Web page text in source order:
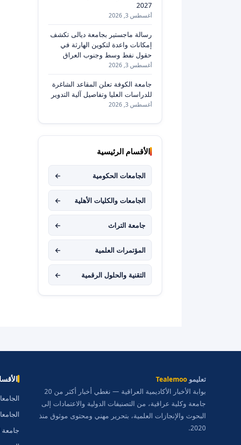
2027
أغسطس 3, 2026
رسالة ماجستير بجامعة ديالى تكشف
إمكانات واعدة لتكوين الهارثة في
حقول نفط وسط وجنوب العراق
أغسطس 3, 2026
جامعة الكوفة تعلن المقاعد الشاغرة
للدراسات العليا وتفاصيل آلية التدوير
أغسطس 3, 2026
الأقسام الرئيسية
الجامعات الحكومية ←
الجامعات والكليات الأهلية ←
جامعة التراث ←
المؤتمرات العلمية ←
التقنية والحلول الرقمية ←
تعليمو Tealemoo
بوابة الأخبار الأكاديمية العراقية — نغطي أخبار أكثر من 20
جامعة وكلية عراقية، من التصنيفات الدولية والاعتمادات إلى
البحوث والإنجازات العلمية، بتحرير مهني ومحتوى موثوق منذ
2020.
جامعة